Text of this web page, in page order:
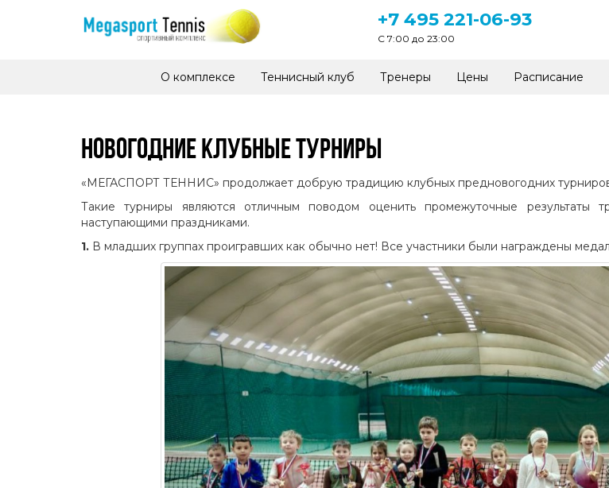
+7 495 221-06-93
C 7:00 до 23:00
О комплексе Теннисный клуб Тренеры Цены Расписание
НОВОГОДНИЕ КЛУБНЫЕ ТУРНИРЫ
«МЕГАСПОРТ ТЕННИС» продолжает добрую традицию клубных предновогодних
Такие турниры являются отличным поводом оценить промежуточные результаты
наступающими праздниками.
1. В младших группах проигравших как обычно нет! Все участники были награждены